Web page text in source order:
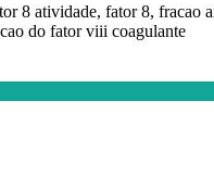
8 atividade, fator 8,
do fator viii coagulante